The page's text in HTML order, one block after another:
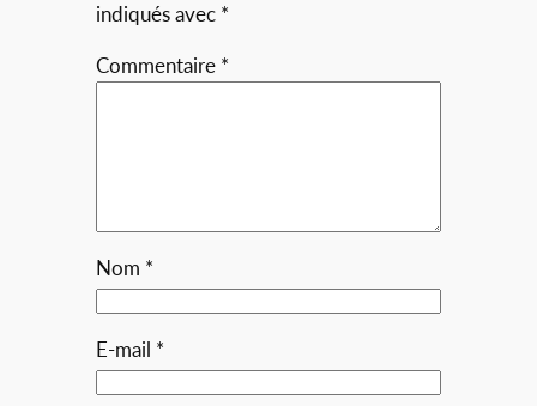
indiqués avec *
Commentaire *
Nom *
E-mail *